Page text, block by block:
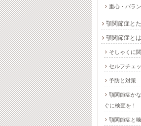
重心・バラ
顎関節症と
顎関節症とは
そしゃくに
セルフチェ
予防と対策
顎関節症か
ぐに検査を！
顎関節症と